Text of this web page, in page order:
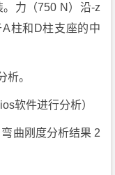
力（750 N）沿-z
柱和D柱支座的中
析。
软件进行分析）
曲刚度分析结果 2